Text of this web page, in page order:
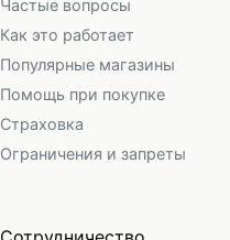
Частые вопросы
Как это работает
Популярные магазины
Помощь при покупке
Страховка
Ограничения и запреты